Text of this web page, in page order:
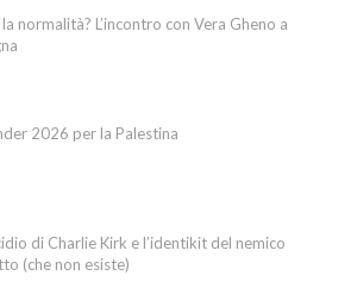
la normalità? L’incontro con Vera Gheno a
2026 per la Palestina
di Charlie Kirk e l’identikit del nemico
(che non esiste)